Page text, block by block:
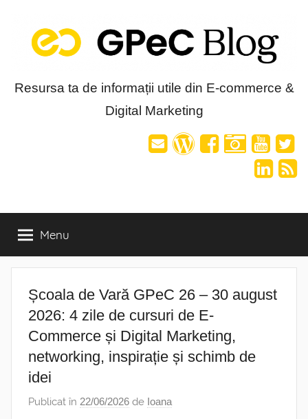
content
Blog-
Resursa ta de informații utile din E-commerce &
Digital Marketing
Menu
Școala de Vară GPeC 26 – 30 august
2026: 4 zile de cursuri de E-
Commerce și Digital Marketing,
networking, inspirație și schimb de
idei
Publicat în 22/06/2026 de Ioana